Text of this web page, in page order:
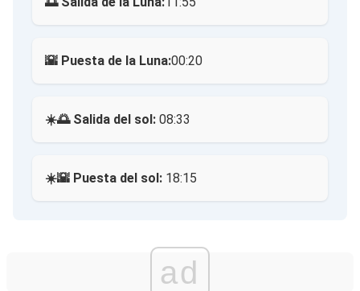
🌇 Puesta de la Luna:00:20
☀️🌅 Salida del sol: 08:33
☀️🌇 Puesta del sol: 18:15
ad